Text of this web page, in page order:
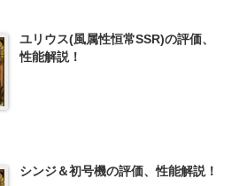
ユリウス(風属性恒常SSR)の評価、
性能解説！
シンジ＆初号機の評価、性能解説！